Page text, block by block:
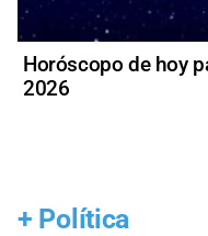
Horóscopo de hoy
2026
+ Política